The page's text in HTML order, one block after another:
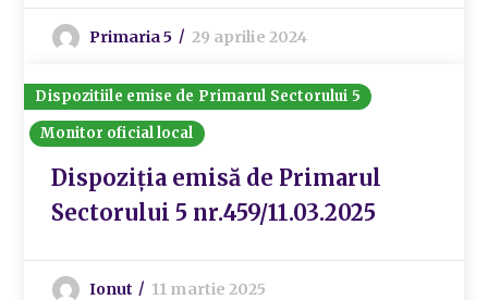
Primaria 5 29 aprilie 2024
Dispozitiile emise de Primarul Sectorului 5
Monitor oficial local
Dispoziția emisă de Primarul
Sectorului 5 nr.459/11.03.2025
Ionut 11 martie 2025